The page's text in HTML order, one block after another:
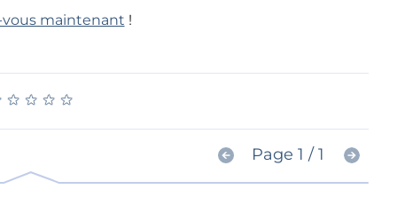
maintenant !
★ ★ ★ ★
★ ★ ★ ★
Page 1 / 1